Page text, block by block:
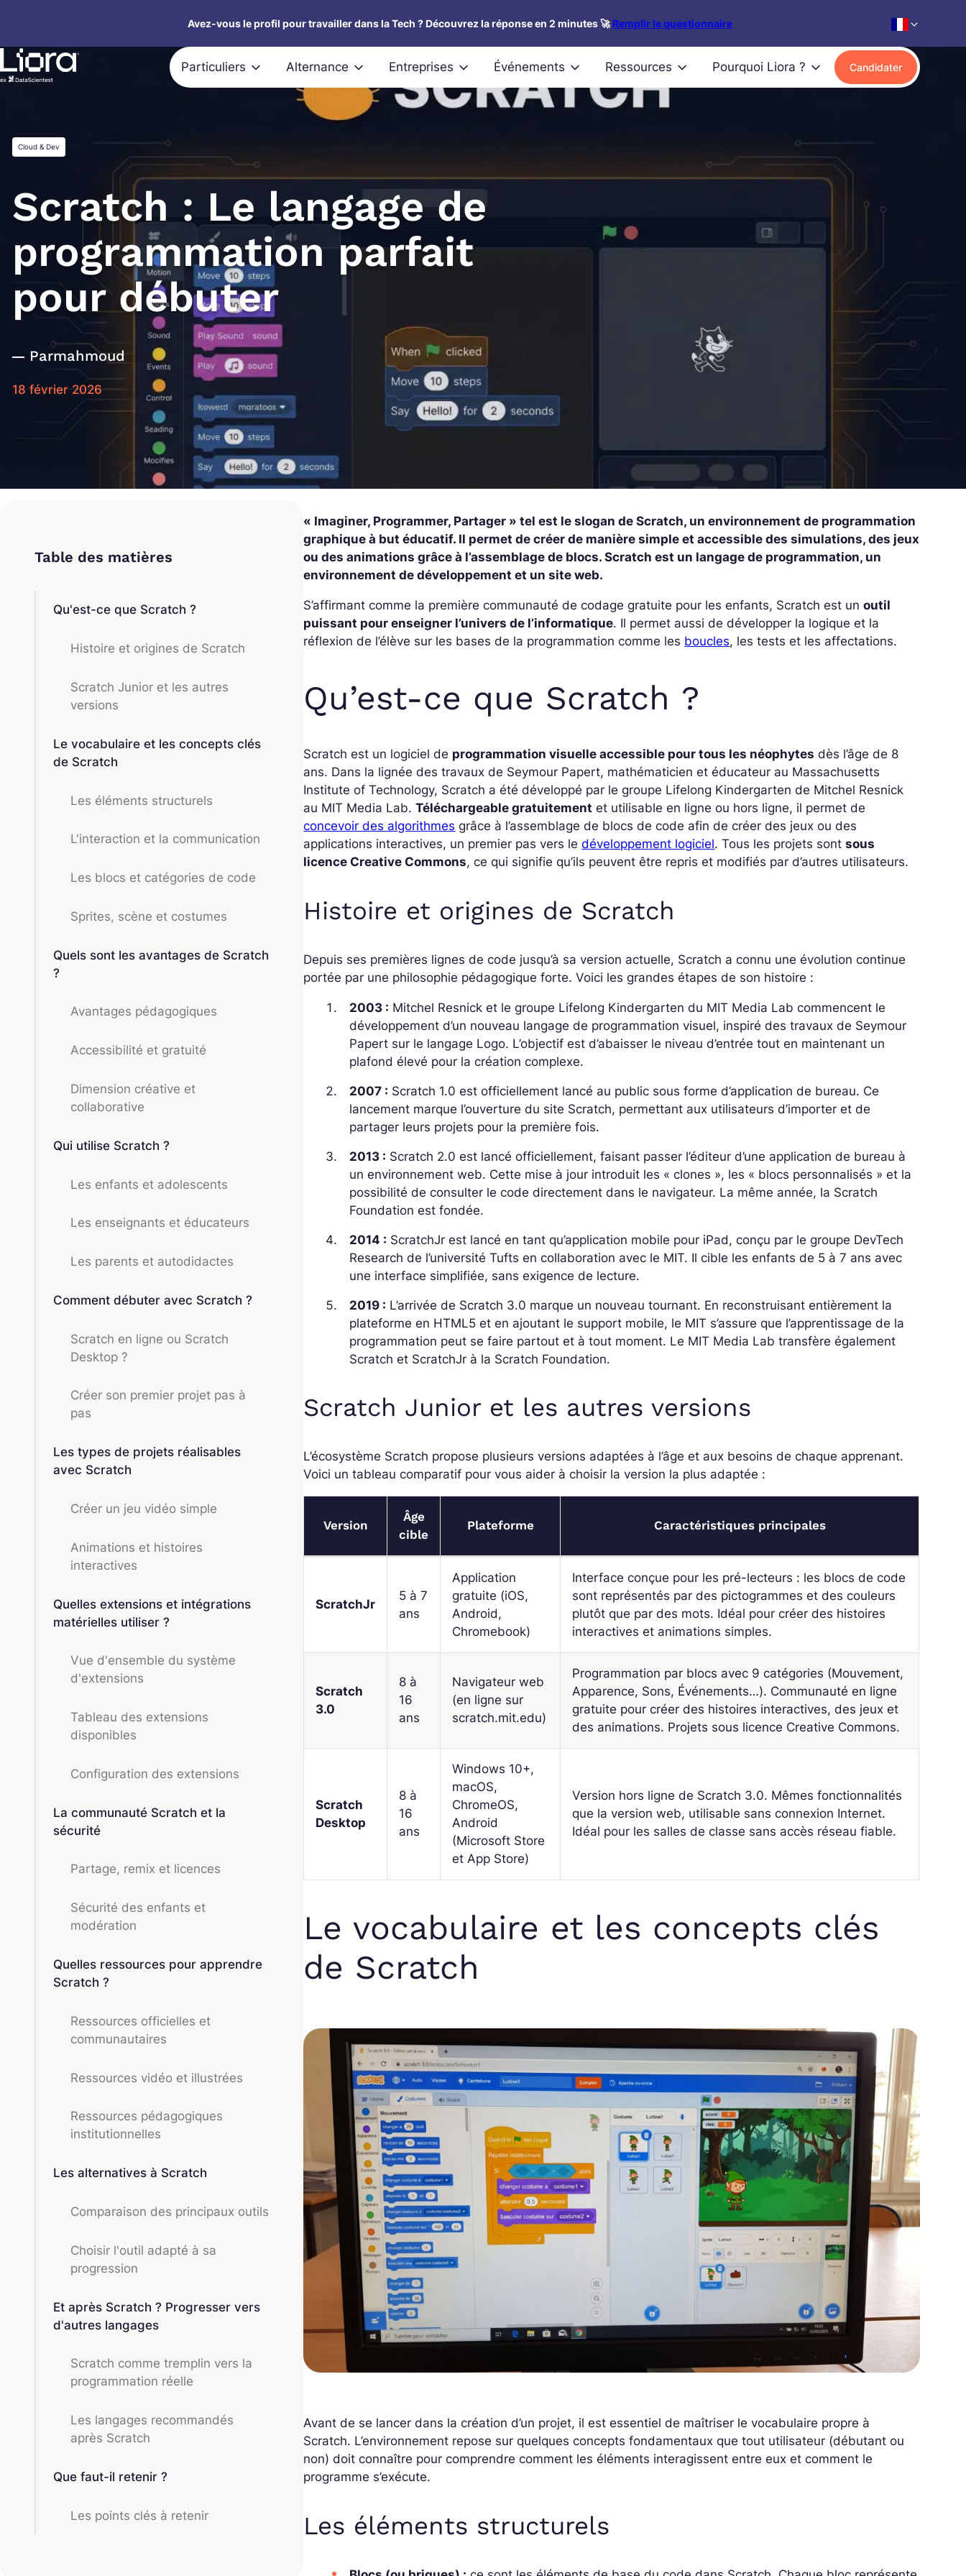
contenu
Avez-vous le profil pour travailler dans la Tech ? Découvrez la réponse en 2 minutes 🚀Remplir le questionnaire
Particuliers Alternance Entreprises Événements Ressources Pourquoi Liora ? Candidater
Cloud & Dev
Scratch : Le langage de
programmation parfait
pour débuter
Parmahmoud
18 février 2026
Qu'est-ce que Scratch ?
Histoire et origines de Scratch
Scratch Junior et les autres
versions
Le vocabulaire et les concepts clés
de Scratch
Les éléments structurels
L'interaction et la communication
Les blocs et catégories de code
Sprites, scène et costumes
Quels sont les avantages de Scratch
?
Avantages pédagogiques
Accessibilité et gratuité
Dimension créative et
collaborative
Qui utilise Scratch ?
Les enfants et adolescents
Les enseignants et éducateurs
Les parents et autodidactes
Comment débuter avec Scratch ?
Scratch en ligne ou Scratch
Desktop ?
Créer son premier projet pas à
pas
Les types de projets réalisables
avec Scratch
Créer un jeu vidéo simple
Animations et histoires
interactives
Quelles extensions et intégrations
matérielles utiliser ?
Vue d'ensemble du système
d'extensions
Tableau des extensions
disponibles
Configuration des extensions
La communauté Scratch et la
sécurité
Partage, remix et licences
Sécurité des enfants et
modération
Quelles ressources pour apprendre
Scratch ?
Ressources officielles et
communautaires
Ressources vidéo et illustrées
Ressources pédagogiques
institutionnelles
Les alternatives à Scratch
Comparaison des principaux outils
Choisir l'outil adapté à sa
progression
Et après Scratch ? Progresser vers
d'autres langages
Scratch comme tremplin vers la
programmation réelle
Les langages recommandés
après Scratch
Que faut-il retenir ?
Les points clés à retenir
« Imaginer, Programmer, Partager » tel est le slogan de Scratch, un environnement de programmation
graphique à but éducatif. Il permet de créer de manière simple et accessible des simulations, des jeux
ou des animations grâce à l’assemblage de blocs. Scratch est un langage de programmation, un
environnement de développement et un site web.
S’affirmant comme la première communauté de codage gratuite pour les enfants, Scratch est unoutil
puissant pour enseigner l’univers de l’informatique. Il permet aussi de développer la logique et la
réflexion de l’élève sur les bases de la programmation comme les boucles, les tests et les affectations.
Qu’est-ce que Scratch ?
Scratch est un logiciel de programmation visuelle accessible pour tous les néophytes dès l’âge de 8
ans. Dans la lignée des travaux de Seymour Papert, mathématicien et éducateur au Massachusetts
Institute of Technology, Scratch a été développé par le groupe Lifelong Kindergarten de Mitchel Resnick
au MIT Media Lab.Téléchargeable gratuitement et utilisable en ligne ou hors ligne, il permet de
concevoir des algorithmes grâce à l’assemblage de blocs de code afin de créer des jeux ou des
applications interactives, un premier pas vers ledéveloppement logiciel. Tous les projets sontsous
licence Creative Commons, ce qui signifie qu’ils peuvent être repris et modifiés par d’autres utilisateurs.
Histoire et origines de Scratch
Depuis ses premières lignes de code jusqu’à sa version actuelle, Scratch a connu une évolution continue
portée par une philosophie pédagogique forte. Voici les grandes étapes de son histoire :
2003 : Mitchel Resnick et le groupe Lifelong Kindergarten du MIT Media Lab commencent le
développement d’un nouveau langage de programmation visuel, inspiré des travaux de Seymour
Papert sur le langage Logo. L’objectif est d’abaisser le niveau d’entrée tout en maintenant un
plafond élevé pour la création complexe.
2007 : Scratch 1.0 est officiellement lancé au public sous forme d’application de bureau. Ce
lancement marque l’ouverture du site Scratch, permettant aux utilisateurs d’importer et de
partager leurs projets pour la première fois.
2013 : Scratch 2.0 est lancé officiellement, faisant passer l’éditeur d’une application de bureau à
un environnement web. Cette mise à jour introduit les « clones », les « blocs personnalisés » et la
possibilité de consulter le code directement dans le navigateur. La même année, la Scratch
Foundation est fondée.
2014 : ScratchJr est lancé en tant qu’application mobile pour iPad, conçu par le groupe DevTech
Research de l’université Tufts en collaboration avec le MIT. Il cible les enfants de 5 à 7 ans avec
une interface simplifiée, sans exigence de lecture.
2019 : L’arrivée de Scratch 3.0 marque un nouveau tournant. En reconstruisant entièrement la
plateforme en HTML5 et en ajoutant le support mobile, le MIT s’assure que l’apprentissage de la
programmation peut se faire partout et à tout moment. Le MIT Media Lab transfère également
Scratch et ScratchJr à la Scratch Foundation.
Scratch Junior et les autres versions
L’écosystème Scratch propose plusieurs versions adaptées à l’âge et aux besoins de chaque apprenant.
Voici un tableau comparatif pour vous aider à choisir la version la plus adaptée :
Version
Âge
cible
Plateforme Caractéristiques principales
ScratchJr
5 à 7
ans
Application
gratuite (iOS,
Android,
Chromebook)
Interface conçue pour les pré-lecteurs : les blocs de code
sont représentés par des pictogrammes et des couleurs
plutôt que par des mots. Idéal pour créer des histoires
interactives et animations simples.
Scratch
3.0
8 à
16
ans
Navigateur web
(en ligne sur
scratch.mit.edu)
Programmation par blocs avec 9 catégories (Mouvement,
Apparence, Sons, Événements…). Communauté en ligne
gratuite pour créer des histoires interactives, des jeux et
des animations. Projets sous licence Creative Commons.
Scratch
Desktop
8 à
16
ans
Windows 10+,
macOS,
ChromeOS,
Android
(Microsoft Store
et App Store)
Version hors ligne de Scratch 3.0. Mêmes fonctionnalités
que la version web, utilisable sans connexion Internet.
Idéal pour les salles de classe sans accès réseau fiable.
Le vocabulaire et les concepts clés
de Scratch
Avant de se lancer dans la création d’un projet, il est essentiel de maîtriser le vocabulaire propre à
Scratch. L’environnement repose sur quelques concepts fondamentaux que tout utilisateur (débutant ou
non) doit connaître pour comprendre comment les éléments interagissent entre eux et comment le
programme s’exécute.
Les éléments structurels